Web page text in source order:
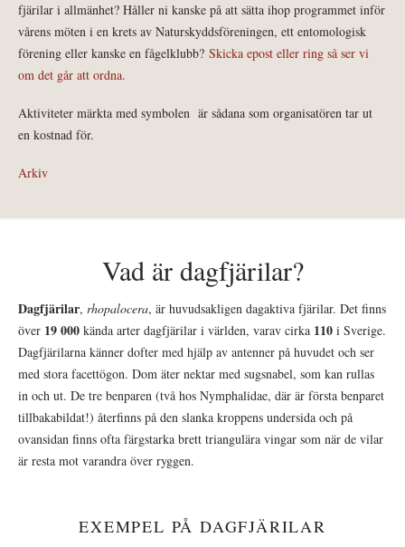
fjärilar i allmänhet? Håller ni kanske på att sätta ihop programmet inför
vårens möten i en krets av Naturskyddsföreningen, ett entomologisk
förening eller kanske en fågelklubb? Skicka epost eller ring så ser vi
om det går att ordna.
Aktiviteter märkta med symbolen är sådana som organisatören tar ut
en kostnad för.
Arkiv
Vad är dagfjärilar?
Dagfjärilar, rhopalocera, är huvudsakligen dagaktiva fjärilar. Det finns
över 19 000 kända arter dagfjärilar i världen, varav cirka 110 i Sverige.
Dagfjärilarna känner dofter med hjälp av antenner på huvudet och ser
med stora facettögon. Dom äter nektar med sugsnabel, som kan rullas
in och ut. De tre benparen (två hos Nymphalidae, där är första benparet
tillbakabildat!) återfinns på den slanka kroppens undersida och på
ovansidan finns ofta färgstarka brett triangulära vingar som när de vilar
är resta mot varandra över ryggen.
EXEMPEL PÅ DAGFJÄRILAR